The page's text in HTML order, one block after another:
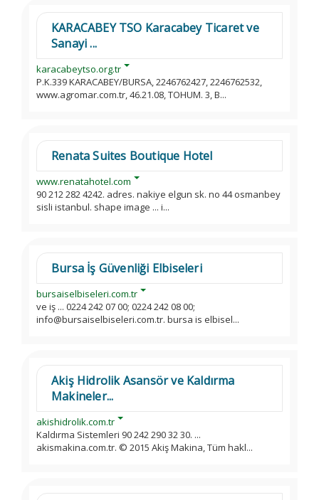
KARACABEY TSO Karacabey Ticaret ve
Sanayi ...
karacabeytso.org.tr
P.K.339 KARACABEY/BURSA, 2246762427, 2246762532,
www.agromar.com.tr, 46.21.08, TOHUM. 3, B...
Renata Suites Boutique Hotel
www.renatahotel.com
90 212 282 4242. adres. nakiye elgun sk. no 44 osmanbey
sisli istanbul. shape image ... i...
Bursa İş Güvenliği Elbiseleri
bursaiselbiseleri.com.tr
ve iş ... 0224 242 07 00; 0224 242 08 00;
info@bursaiselbiseleri.com.tr. bursa is elbisel...
Akiş Hidrolik Asansör ve Kaldırma
Makineler...
akishidrolik.com.tr
Kaldırma Sistemleri 90 242 290 32 30. ...
akismakina.com.tr. © 2015 Akiş Makina, Tüm hakl...